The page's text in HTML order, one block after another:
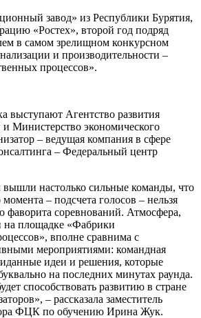
завод» из Республики Бурятия,
«Ростех», второй год подряд
в самом зрелищном конкурсном
и производительности –
процессов».
выступают Агентство развития
Министерство экономического
– ведущая компания в сфере
– Федеральный центр
настолько сильные команды, что
– подсчета голосов – нельзя
фаворита соревнований. Атмосфера,
на площадке «Фабрики
вполне сравнима с
мероприятиями: командная
идеи и решения, которые
на последних минутах раунда.
способствовать развитию в стране
– рассказала заместитель
ФЦК по обучению Ирина Жук.